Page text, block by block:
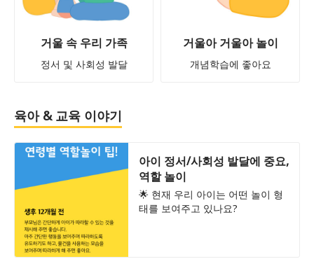
거울 속 우리 가족
정서 및 사회성 발달
거울아 거울아 놀이
개념학습에 좋아요
육아 & 교육 이야기
아이 정서/사회성 발달에 중요,
역할 놀이
🌟 현재 우리 아이는 어떤 놀이 형
태를 보여주고 있나요?